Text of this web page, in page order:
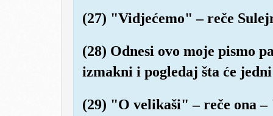
(27) "Vidjećemo" – reče
(28) Odnesi ovo moje pismo
izmakni i pogledaj šta će
(29) "O velikaši" – reče ona